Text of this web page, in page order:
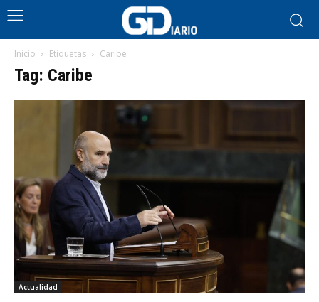
Inicio Etiquetas Caribe
Tag: Caribe
Actualidad